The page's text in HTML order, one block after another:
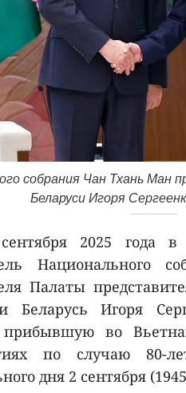
собрания Чан Тхань
Беларуси Игоря
2025 года в
Национального
Палаты
Беларусь Игоря
прибывшую во
по случаю 80-
дня 2 сентября